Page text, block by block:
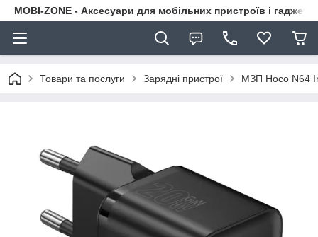
MOBI-ZONE - Аксесуари для мобільних пристроїв і гаджети
Товари та послуги Зарядні пристрої МЗП Hoco N64